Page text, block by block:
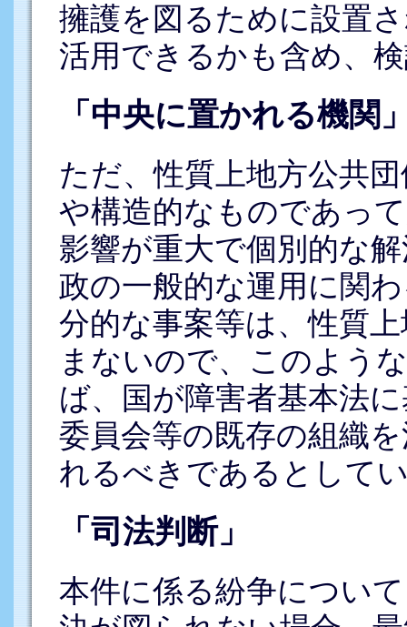
擁護を図るために設置
活用できるかも含め、
「中央に置かれる機関
ただ、性質上地方公共
や構造的なものであっ
影響が重大で個別的な
政の一般的な運用に関
分的な事案等は、性質
まないので、このよう
ば、国が障害者基本法
委員会等の既存の組織
れるべきであるとして
「司法判断」
本件に係る紛争につい